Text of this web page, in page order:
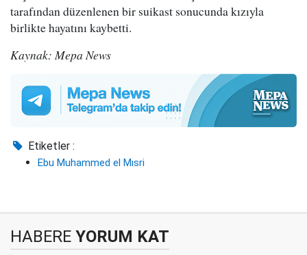
tarafından düzenlenen bir suikast sonucunda kızıyla
birlikte hayatını kaybetti.
Kaynak: Mepa News
Etiketler :
Ebu Muhammed el Mısri
HABERE YORUM KAT